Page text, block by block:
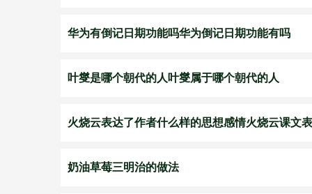
华为有倒记日期功能吗华为倒记日期功能有吗
叶燮是哪个朝代的人叶燮属于哪个朝代的人
火烧云表达了作者什么样的思想感情火烧云课文
奶油草莓三明治的做法